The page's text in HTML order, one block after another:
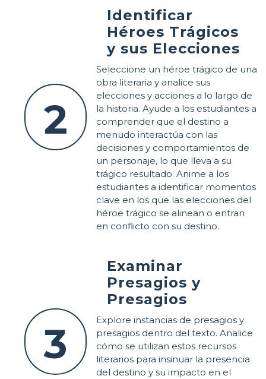
2
Identificar
Héroes Trágicos
y sus Elecciones
Seleccione un héroe trágico de una
obra literaria y analice sus
elecciones y acciones a lo largo de
la historia. Ayude a los estudiantes a
comprender que el destino a
menudo interactúa con las
decisiones y comportamientos de
un personaje, lo que lleva a su
trágico resultado. Anime a los
estudiantes a identificar momentos
clave en los que las elecciones del
héroe trágico se alinean o entran
en conflicto con su destino.
3
Examinar
Presagios y
Presagios
Explore instancias de presagios y
presagios dentro del texto. Analice
cómo se utilizan estos recursos
literarios para insinuar la presencia
del destino y su impacto en el